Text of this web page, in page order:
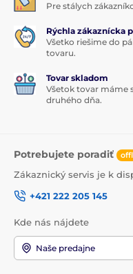
Pre stálych
Rýchla zákaznícka
Všetko riešime do
tovaru.
Tovar skladom
Všetok tovar máme
druhého dňa.
Potrebujete poradiť
Zákaznický servis je k
+421 222 205 145
Kde nás nájdete
Naše predajne